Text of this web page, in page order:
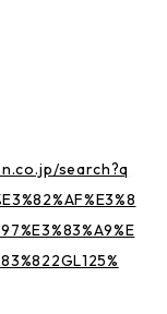
search?q